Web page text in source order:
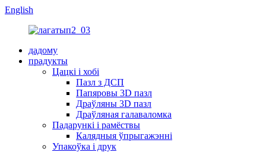
English
дадому
прадукты
Цацкі і хобі
Пазл з ДСП
Папяровы 3D пазл
Драўляны 3D пазл
Драўляная галаваломка
Падарункі і рамёствы
Калядныя ўпрыгажэнні
Упакоўка і друк